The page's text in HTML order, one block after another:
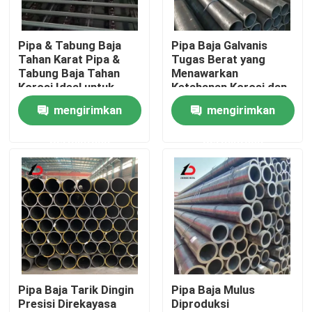
Tentang Kami
Tur Pabrik
Kontrol Kualitas
Berita
Kasus-kasus
Minta Kutipan
Koil Baja Galvanis
Pipa & Tabung Baja
Tahan Karat Pipa &
Tabung Baja Tahan
Korosi Ideal untuk
Pemrosesan Kimia dan
Sistem Industri
mengirimkan
Pipa Baja Galvanis
Tugas Berat yang
Menawarkan
Ketahanan Korosi dan
Ketahanan Mekanis
yang Luar Biasa untuk
Proyek Industri
mengirimkan
Pipa Baja Tarik Dingin
Presisi Direkayasa
Pipa Baja Mulus
Diproduksi